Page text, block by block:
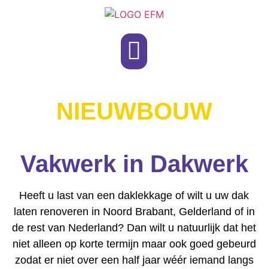
NIEUWBOUW
Vakwerk in Dakwerk
Heeft u last van een daklekkage of wilt u uw dak
laten renoveren in Noord Brabant, Gelderland of in
de rest van Nederland? Dan wilt u natuurlijk dat het
niet alleen op korte termijn maar ook goed gebeurd
zodat er niet over een half jaar wéér iemand langs